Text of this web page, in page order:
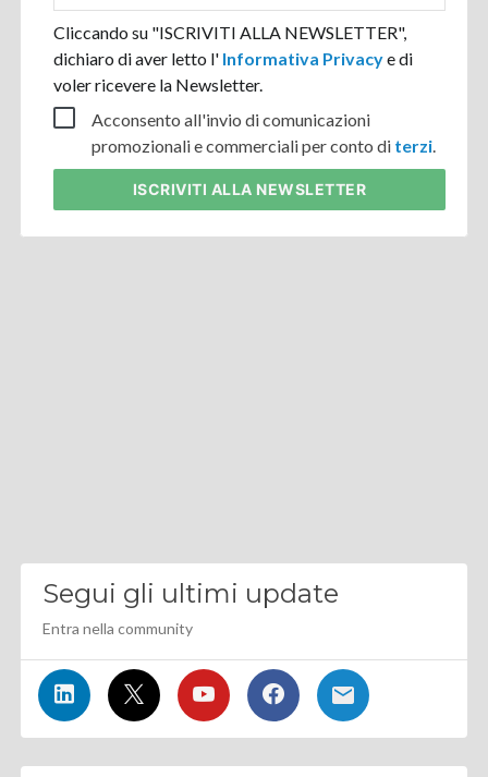
Cliccando su "ISCRIVITI ALLA NEWSLETTER",
dichiaro di aver letto l' Informativa Privacye di
voler ricevere la Newsletter.
Acconsento all'invio di comunicazioni
promozionali e commerciali per conto di terzi
ISCRIVITI ALLA NEWSLETTER
Segui gli ultimi update
Entra nella community